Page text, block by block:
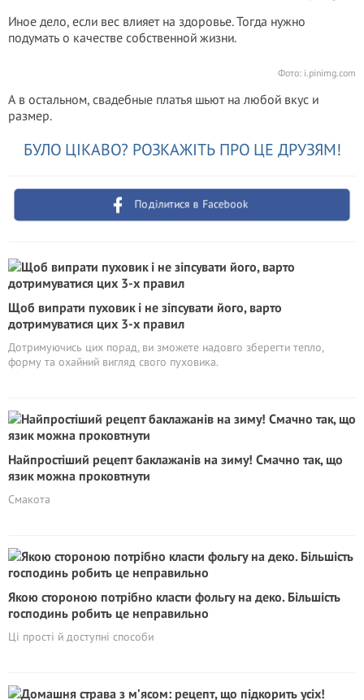
Иное дело, если вес влияет на здоровье. Тогда нужно
подумать о качестве собственной жизни.
Фото: i.pinimg.com
А в остальном, свадебные платья шьют на любой вкус и
размер.
БУЛО ЦІКАВО? РОЗКАЖІТЬ ПРО ЦЕ ДРУЗЯМ!
Поділитися в Facebook
Щоб випрати пуховик і не зіпсувати його, варто
дотримуватися цих 3-х правил
Дотримуючись цих порад, ви зможете надовго зберегти тепло,
форму та охайний вигляд свого пуховика.
Найпростіший рецепт баклажанів на зиму! Смачно так, що
язик можна проковтнути
Смакота
Якою стороною потрібно класти фольгу на деко. Більшість
господинь робить це неправильно
Ці прості й доступні способи